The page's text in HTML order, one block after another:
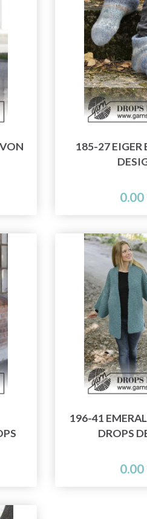
185-27 EIGER
0.00
196-41
DROPS
0.00